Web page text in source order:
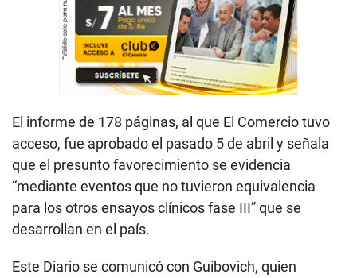
El informe de 178 páginas, al que El Comercio tuvo
acceso, fue aprobado el pasado 5 de abril y señala
que el presunto favorecimiento se evidencia
“mediante eventos que no tuvieron equivalencia
para los otros ensayos clínicos fase III” que se
desarrollan en el país.
Este Diario se comunicó con Guibovich, quien